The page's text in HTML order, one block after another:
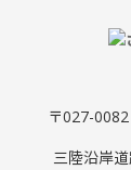
〒027-
三陸沿岸